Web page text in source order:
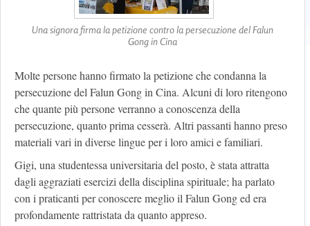
Una signora firma la petizione contro la persecuzione del Falun
Gong in Cina
Molte persone hanno firmato la petizione che condanna la
persecuzione del Falun Gong in Cina. Alcuni di loro ritengono
che quante più persone verranno a conoscenza della
persecuzione, quanto prima cesserà. Altri passanti hanno preso
materiali vari in diverse lingue per i loro amici e familiari.
Gigi, una studentessa universitaria del posto, è stata attratta
dagli aggraziati esercizi della disciplina spirituale; ha parlato
con i praticanti per conoscere meglio il Falun Gong ed era
profondamente rattristata da quanto appreso.